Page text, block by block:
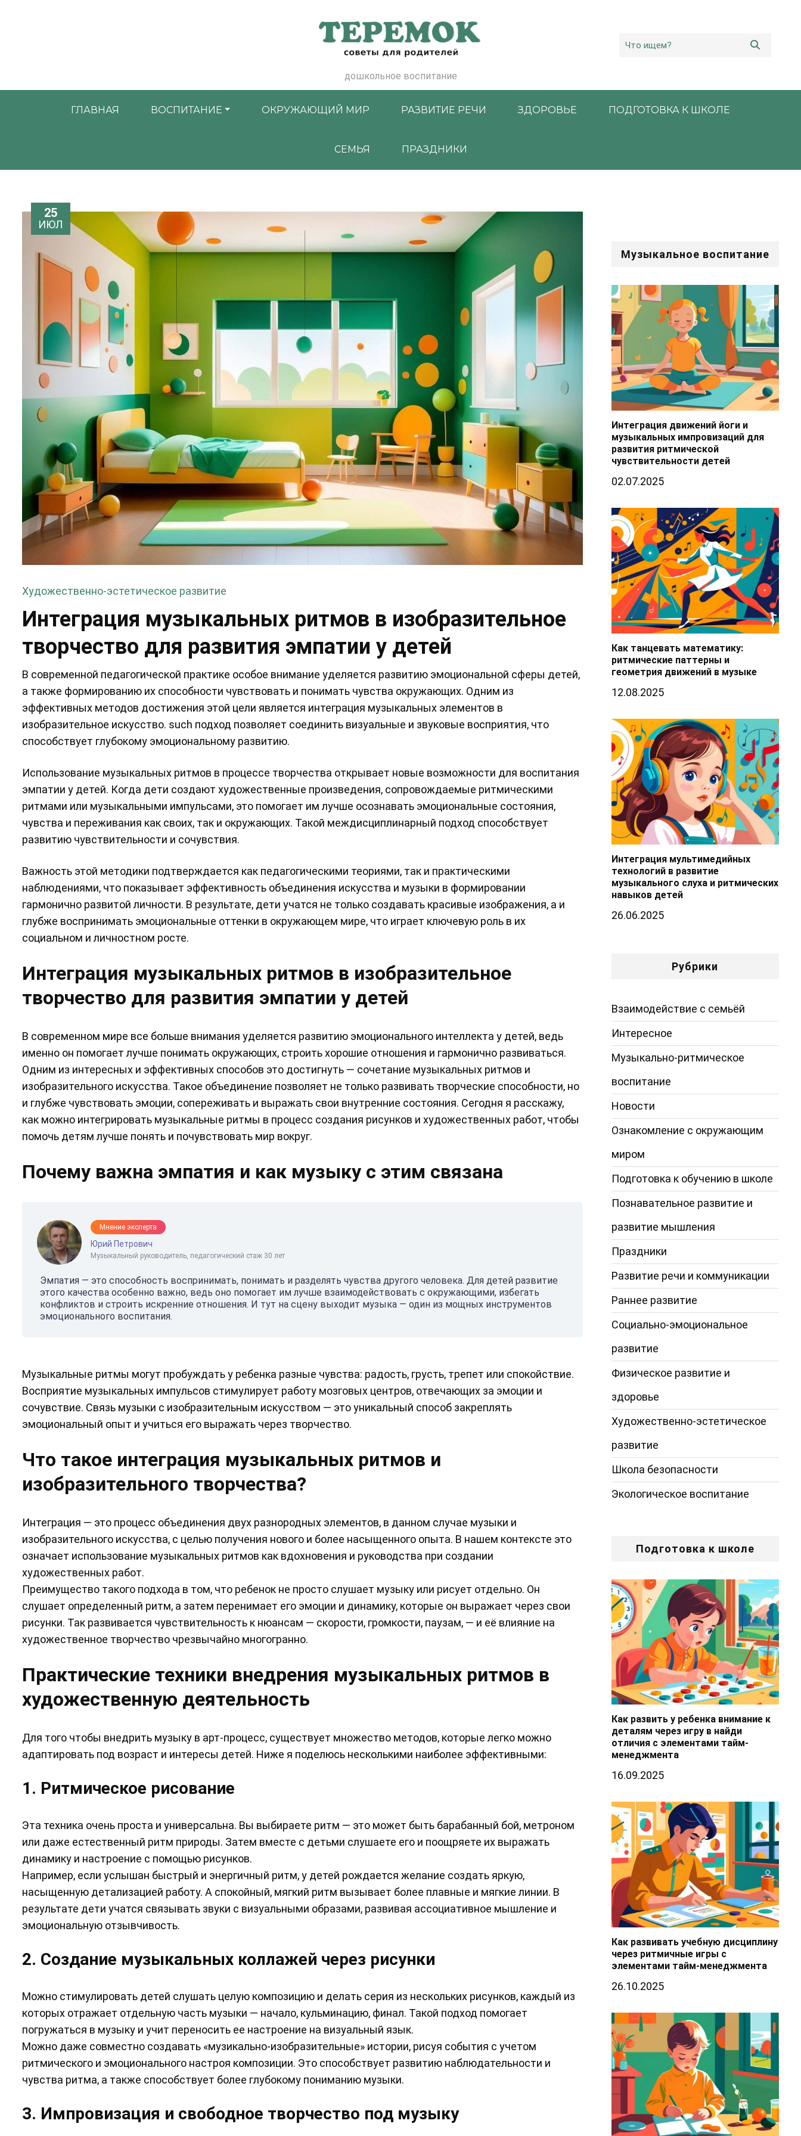
дошкольное воспитание
ГЛАВНАЯ ВОСПИТАНИЕ ОКРУЖАЮЩИЙ МИР РАЗВИТИЕ РЕЧИ ЗДОРОВЬЕ ПОДГОТОВКА К ШКОЛЕ
СЕМЬЯ ПРАЗДНИКИ
25
ИЮЛ
Художественно-эстетическое развитие
Интеграция музыкальных ритмов в изобразительное
творчество для развития эмпатии у детей
В современной педагогической практике особое внимание уделяется развитию эмоциональной сферы детей,
а также формированию их способности чувствовать и понимать чувства окружающих. Одним из
эффективных методов достижения этой цели является интеграция музыкальных элементов в
изобразительное искусство. such подход позволяет соединить визуальные и звуковые восприятия, что
способствует глубокому эмоциональному развитию.
Использование музыкальных ритмов в процессе творчества открывает новые возможности для воспитания
эмпатии у детей. Когда дети создают художественные произведения, сопровождаемые ритмическими
ритмами или музыкальными импульсами, это помогает им лучше осознавать эмоциональные состояния,
чувства и переживания как своих, так и окружающих. Такой междисциплинарный подход способствует
развитию чувствительности и сочувствия.
Важность этой методики подтверждается как педагогическими теориями, так и практическими
наблюдениями, что показывает эффективность объединения искусства и музыки в формировании
гармонично развитой личности. В результате, дети учатся не только создавать красивые изображения, а и
глубже воспринимать эмоциональные оттенки в окружающем мире, что играет ключевую роль в их
социальном и личностном росте.
Интеграция музыкальных ритмов в изобразительное
творчество для развития эмпатии у детей
В современном мире все больше внимания уделяется развитию эмоционального интеллекта у детей, ведь
именно он помогает лучше понимать окружающих, строить хорошие отношения и гармонично развиваться.
Одним из интересных и эффективных способов это достигнуть — сочетание музыкальных ритмов и
изобразительного искусства. Такое объединение позволяет не только развивать творческие способности, но
и глубже чувствовать эмоции, сопереживать и выражать свои внутренние состояния. Сегодня я расскажу,
как можно интегрировать музыкальные ритмы в процесс создания рисунков и художественных работ, чтобы
помочь детям лучше понять и почувствовать мир вокруг.
Почему важна эмпатия и как музыку с этим связана
Мнение эксперта
Юрий Петрович
Музыкальный руководитель, педагогический стаж 30 лет
Эмпатия — это способность воспринимать, понимать и разделять чувства другого человека. Для детей развитие
этого качества особенно важно, ведь оно помогает им лучше взаимодействовать с окружающими, избегать
конфликтов и строить искренние отношения. И тут на сцену выходит музыка — один из мощных инструментов
эмоционального воспитания.
Музыкальные ритмы могут пробуждать у ребенка разные чувства: радость, грусть, трепет или спокойствие.
Восприятие музыкальных импульсов стимулирует работу мозговых центров, отвечающих за эмоции и
сочувствие. Связь музыки с изобразительным искусством — это уникальный способ закреплять
эмоциональный опыт и учиться его выражать через творчество.
Что такое интеграция музыкальных ритмов и
изобразительного творчества?
Интеграция — это процесс объединения двух разнородных элементов, в данном случае музыки и
изобразительного искусства, с целью получения нового и более насыщенного опыта. В нашем контексте это
означает использование музыкальных ритмов как вдохновения и руководства при создании
художественных работ.
Преимущество такого подхода в том, что ребенок не просто слушает музыку или рисует отдельно. Он
слушает определенный ритм, а затем перенимает его эмоции и динамику, которые он выражает через свои
рисунки. Так развивается чувствительность к нюансам — скорости, громкости, паузам, — и её влияние на
художественное творчество чрезвычайно многогранно.
Практические техники внедрения музыкальных ритмов в
художественную деятельность
Для того чтобы внедрить музыку в арт-процесс, существует множество методов, которые легко можно
адаптировать под возраст и интересы детей. Ниже я поделюсь несколькими наиболее эффективными:
1. Ритмическое рисование
Эта техника очень проста и универсальна. Вы выбираете ритм — это может быть барабанный бой, метроном
или даже естественный ритм природы. Затем вместе с детьми слушаете его и поощряете их выражать
динамику и настроение с помощью рисунков.
Например, если услышан быстрый и энергичный ритм, у детей рождается желание создать яркую,
насыщенную детализацией работу. А спокойный, мягкий ритм вызывает более плавные и мягкие линии. В
результате дети учатся связывать звуки с визуальными образами, развивая ассоциативное мышление и
эмоциональную отзывчивость.
2. Создание музыкальных коллажей через рисунки
Можно стимулировать детей слушать целую композицию и делать серия из нескольких рисунков, каждый из
которых отражает отдельную часть музыки — начало, кульминацию, финал. Такой подход помогает
погружаться в музыку и учит переносить ее настроение на визуальный язык.
Можно даже совместно создавать «музикально-изобразительные» истории, рисуя события с учетом
ритмического и эмоционального настроя композиции. Это способствует развитию наблюдательности и
чувства ритма, а также способствует более глубокому пониманию музыки.
3. Импровизация и свободное творчество под музыку
Музыкальное воспитание
Интеграция движений йоги и
музыкальных импровизаций для
развития ритмической
чувствительности детей
02.07.2025
Как танцевать математику:
ритмические паттерны и
геометрия движений в музыке
12.08.2025
Интеграция мультимедийных
технологий в развитие
музыкального слуха и ритмических
навыков детей
26.06.2025
Рубрики
Взаимодействие с семьёй
Интересное
Музыкально-ритмическое
воспитание
Новости
Ознакомление с окружающим
миром
Подготовка к обучению в школе
Познавательное развитие и
развитие мышления
Праздники
Развитие речи и коммуникации
Раннее развитие
Социально-эмоциональное
развитие
Физическое развитие и
здоровье
Художественно-эстетическое
развитие
Школа безопасности
Экологическое воспитание
Подготовка к школе
Как развить у ребенка внимание к
деталям через игру в найди
отличия с элементами тайм-
менеджмента
16.09.2025
Как развивать учебную дисциплину
через ритмичные игры с
элементами тайм-менеджмента
26.10.2025